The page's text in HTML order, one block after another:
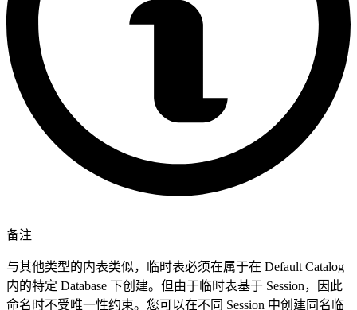
备注
与其他类型的内表类似，临时表必须在属于在 Default Catalog
内的特定 Database 下创建。但由于临时表基于 Session，因此
命名时不受唯一性约束。您可以在不同 Session 中创建同名临